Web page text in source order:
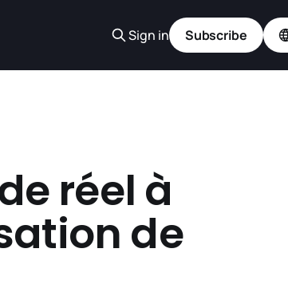
Sign in Subscribe
réel à
de